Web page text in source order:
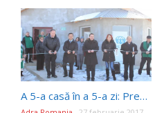
A 5-a casă în a 5-a zi: Președintele Bisericii Adventiste inaugurează a 255-a casă construită de ADRA România